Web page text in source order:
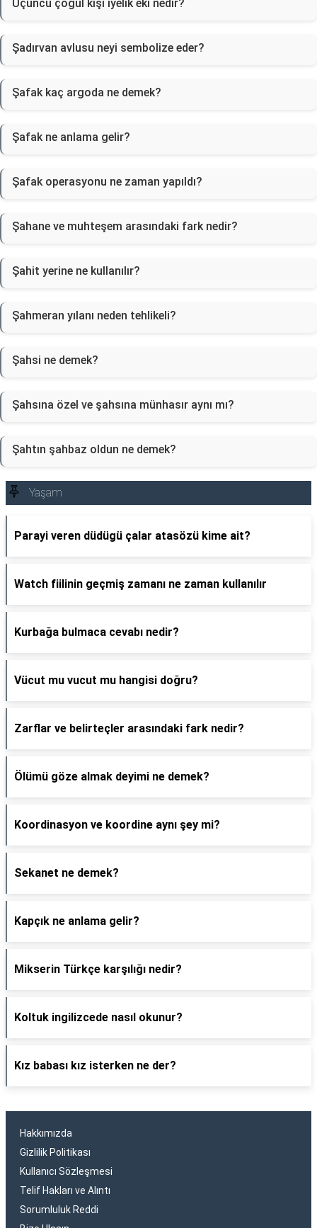
Üçüncü çoğul kişi iyelik eki nedir?
Şadırvan avlusu neyi sembolize eder?
Şafak kaç argoda ne demek?
Şafak ne anlama gelir?
Şafak operasyonu ne zaman yapıldı?
Şahane ve muhteşem arasındaki fark nedir?
Şahit yerine ne kullanılır?
Şahmeran yılanı neden tehlikeli?
Şahsi ne demek?
Şahsına özel ve şahsına münhasır aynı mı?
Şahtın şahbaz oldun ne demek?
Yaşam
Parayi veren düdügü çalar atasözü kime ait?
Watch fiilinin geçmiş zamanı ne zaman kullanılır
Kurbağa bulmaca cevabı nedir?
Vücut mu vucut mu hangisi doğru?
Zarflar ve belirteçler arasındaki fark nedir?
Ölümü göze almak deyimi ne demek?
Koordinasyon ve koordine aynı şey mi?
Sekanet ne demek?
Kapçık ne anlama gelir?
Mikserin Türkçe karşılığı nedir?
Koltuk ingilizcede nasıl okunur?
Kız babası kız isterken ne der?
Hakkımızda
Gizlilik Politikası
Kullanıcı Sözleşmesi
Telif Hakları ve Alıntı
Sorumluluk Reddi